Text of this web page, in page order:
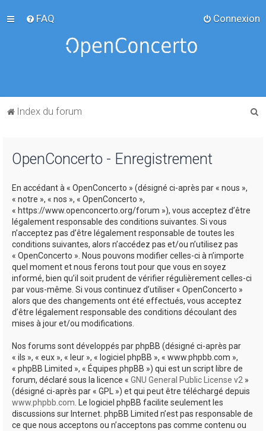
FAQ Connexion
Index du forum
OpenConcerto - Enregistrement
En accédant à « OpenConcerto » (désigné ci-après par « nous »,
« notre », « nos », « OpenConcerto »,
« https://www.openconcerto.org/forum »), vous acceptez d’être
légalement responsable des conditions suivantes. Si vous
n’acceptez pas d’être légalement responsable de toutes les
conditions suivantes, alors n’accédez pas et/ou n’utilisez pas
« OpenConcerto ». Nous pouvons modifier celles-ci à n’importe
quel moment et nous ferons tout pour que vous en soyez
informé, bien qu’il soit prudent de vérifier régulièrement celles-ci
par vous-même. Si vous continuez d’utiliser « OpenConcerto »
alors que des changements ont été effectués, vous acceptez
d’être légalement responsable des conditions découlant des
mises à jour et/ou modifications.
Nos forums sont développés par phpBB (désigné ci-après par
« ils », « eux », « leur », « logiciel phpBB », « www.phpbb.com »,
« phpBB Limited », « Équipes phpBB ») qui est un script libre de
forum, déclaré sous la licence « GNU General Public License v2 »
(désigné ci-après par « GPL ») et qui peut être téléchargé depuis
www.phpbb.com. Le logiciel phpBB facilite seulement les
discussions sur Internet. phpBB Limited n’est pas responsable de
ce que nous acceptons ou n’acceptons pas comme contenu ou